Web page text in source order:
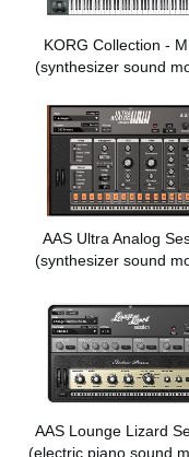
KORG Collection -
(synthesizer sound
AAS Ultra Analog
(synthesizer sound
AAS Lounge Lizard
(electric piano sound